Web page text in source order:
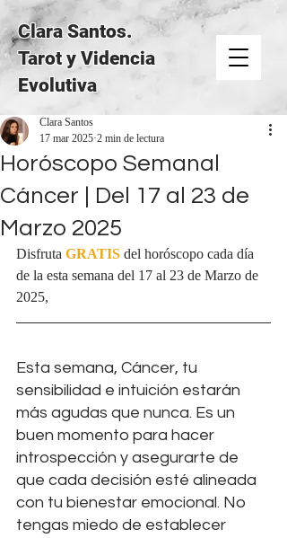
Clara Santos.
Tarot y Videncia
Evolutiva
Horóscopo Semanal
Cáncer | Del 17 al 23 de
Marzo 2025
Clara Santos
17 mar 20252 min de lectura
Disfruta GRATISdel horóscopo cada día
de la esta semana del 17 al 23 de Marzo de
2025,
Esta semana, Cáncer, tu
sensibilidad e intuición estarán
más agudas que nunca. Es un
buen momento para hacer
introspección y asegurarte de
que cada decisión esté alineada
con tu bienestar emocional. No
tengas miedo de establecer